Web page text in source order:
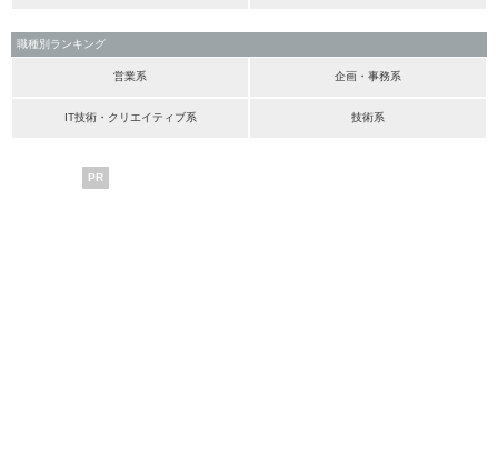
職種別ランキング
営業系 企画・事務系
IT技術・クリエイティブ系 技術系
PR